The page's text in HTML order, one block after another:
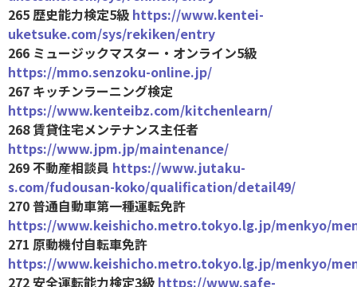
265 歴史能力検定5級 https://www.kentei-
uketsuke.com/sys/rekiken/entry
266 ミュージックマスター・オンライン5級
https://mmo.senzoku-online.jp/
267 キッチンラーニング検定
https://www.kenteibz.com/kitchenlearn/
268 賃貸住宅メンテナンス主任者
https://www.jpm.jp/maintenance/
269 不動産相談員 https://www.jutaku-
s.com/fudousan-koko/qualification/detail49/
270 普通自動車第一種運転免許
https://www.keishicho.metro.tokyo.lg.jp/menkyo/
271 原動機付自転車免許
https://www.keishicho.metro.tokyo.lg.jp/menkyo/
272 安全運転能力検定3級 https://www.safe-